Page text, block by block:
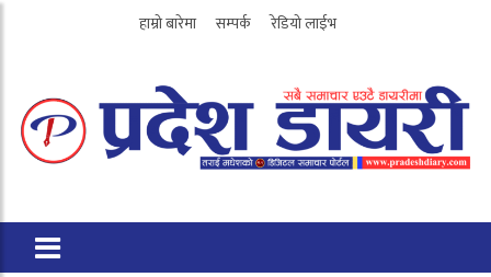
हाम्रो बारेमा सम्पर्क रेडियो लाईभ